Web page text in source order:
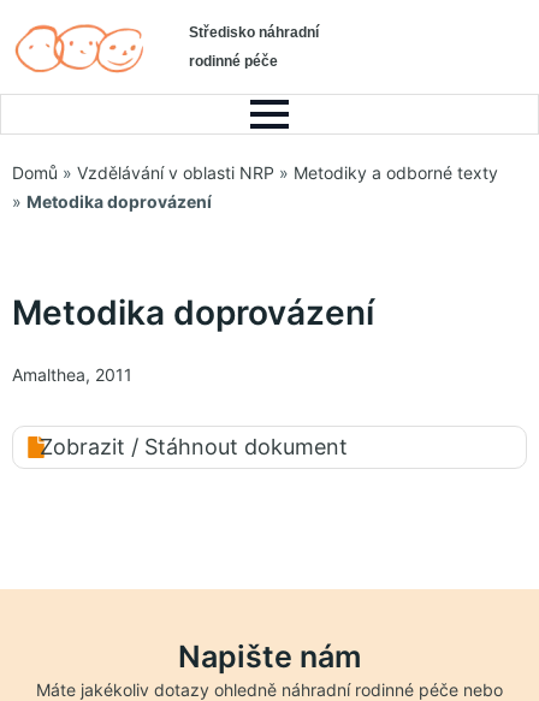
Středisko náhradní
rodinné péče
Domů » Vzdělávání v oblasti NRP » Metodiky a odborné texty
» Metodika doprovázení
Metodika doprovázení
Amalthea, 2011
Zobrazit / Stáhnout dokument
Napište nám
Máte jakékoliv dotazy ohledně náhradní rodinné péče nebo